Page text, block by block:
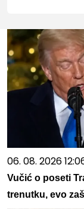
06. 08. 2026
Vučić o poseti
trenutku, evo